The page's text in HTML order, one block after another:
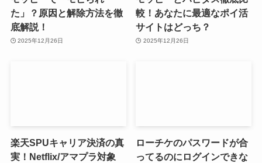
た」？原因と解除方法を徹
底解説！
2025年12月26日
較！あなたに最適なポイ活
サイトはどっち？
2025年12月26日
楽天SPUキャリア決済の真
実！Netflix/アマプラ対象
ローチケのパスワードが合
ってるのにログインできな